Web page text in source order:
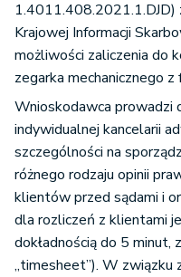
Krajowej Informacji
możliwości zaliczenia do
zegarka mechanicznego z
Wnioskodawca prowadzi
indywidualnej kancelarii
szczególności na
różnego rodzaju opinii
klientów przed sądami i
dla rozliczeń z klientami
dokładnością do 5 minut,
„timesheet”). W związku